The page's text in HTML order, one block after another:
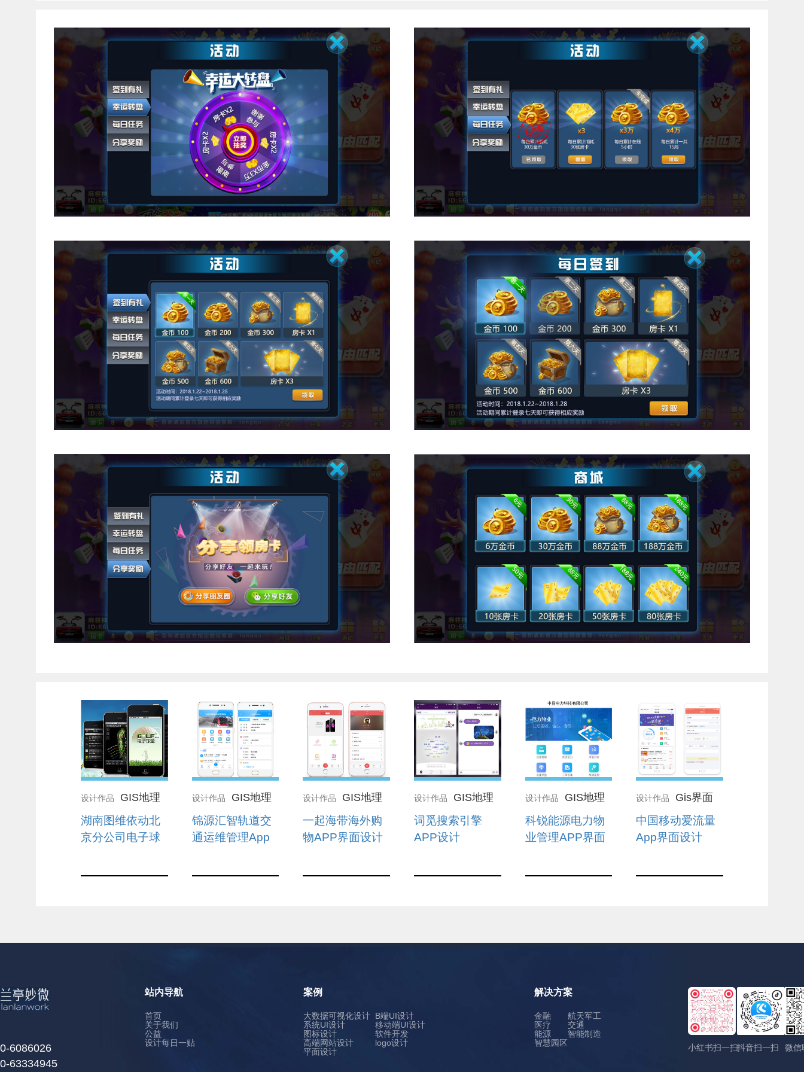
设计作品
GIS地理
信息
湖南图维依动北
京分公司电子球
设计作品
GIS地理
信息
锦源汇智轨道交
通运维管理App
设计作品
GIS地理
信息
一起海带海外购
物APP界面设计
设计作品
GIS地理
信息
词觅搜索引擎
APP设计
设计作品
GIS地理
信息
科锐能源电力物
业管理APP界面
设计作品
Gis界面
设计
中国移动爱流量
App界面设计
6086026
63334945
站内导航
首页
关于我们
公益
设计每日一贴
案例
大数据可视化设计 B端UI设计
系统UI设计
移动端UI设计
图标设计
软件开发
高端网站设计
logo设计
平面设计
解决方案
金融
航天军工
医疗
交通
能源
智能制造
智慧园区
小红书扫一扫抖音扫一扫 微信